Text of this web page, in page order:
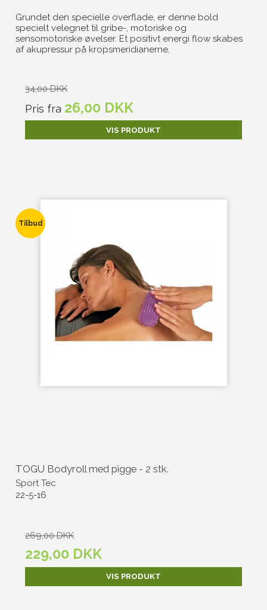
Grundet den specielle overflade, er denne bold
specielt velegnet til gribe-, motoriske og
sensomotoriske øvelser. Et positivt energi flow skabes
af akupressur på kropsmeridianerne.
34,00 DKK
Pris fra 26,00 DKK
VIS PRODUKT
Tilbud
TOGU Bodyroll med pigge - 2 stk.
Sport Tec
22-5-16
269,00 DKK
229,00 DKK
VIS PRODUKT